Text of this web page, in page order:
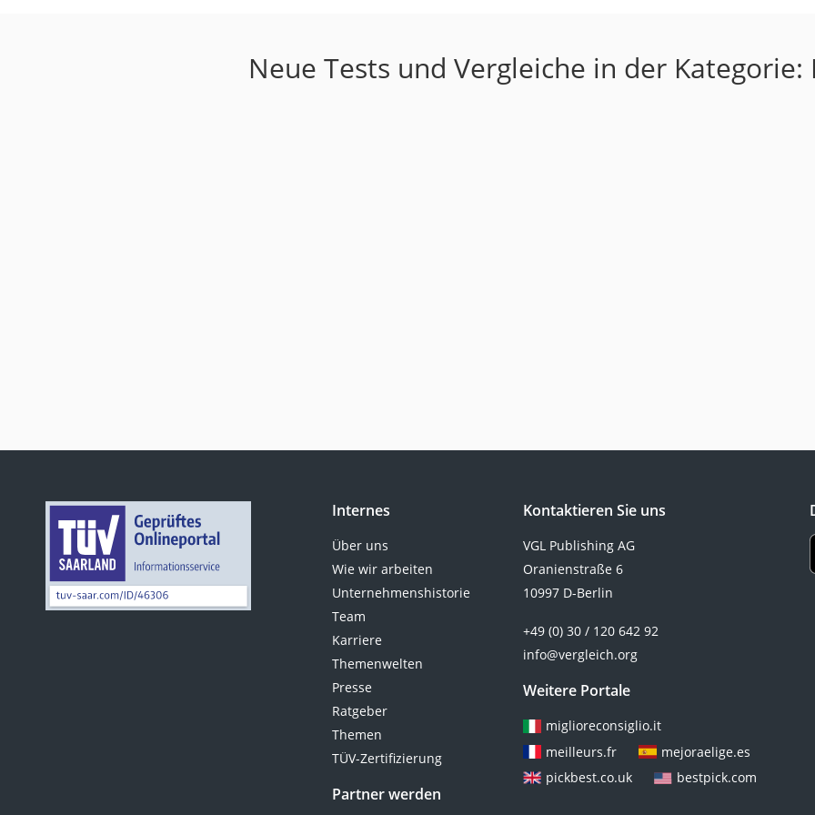
Neue Tests und Vergleiche in der Kategorie:
Internes
Über uns
Wie wir arbeiten
Unternehmenshistorie
Team
Karriere
Themenwelten
Presse
Ratgeber
Themen
TÜV-Zertifizierung
Partner werden
Kontaktieren Sie uns
VGL Publishing AG
Oranienstraße 6
10997 D-Berlin
+49 (0) 30 / 120 642 92
info@vergleich.org
Weitere Portale
miglioreconsiglio.it
meilleurs.fr
mejoraelige.es
pickbest.co.uk
bestpick.com